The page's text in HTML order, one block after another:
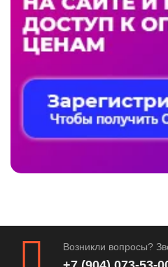
Возникли вопросы?